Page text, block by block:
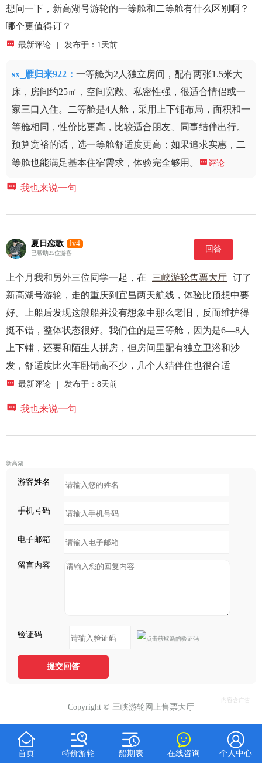
想问一下，新高湖号游轮的一等舱和二等舱有什么区别啊？
哪个更值得订？
 最新评论 发布于：1天前
sx_雁归来922 ： 一等舱为2人独立房间，配有两张1.5米大
床，房间约25㎡，空间宽敞、私密性强，很适合情侣或一
家三口入住。二等舱是4人舱，采用上下铺布局，面积和一
等舱相同，性价比更高，比较适合朋友、同事结伴出行。
预算宽裕的话，选一等舱舒适度更高；如果追求实惠，二
等舱也能满足基本住宿需求，体验完全够用。
评论
 我也来说一句
夏日恋歌 lv4
已帮助25位游客 回答
上个月我和另外三位同学一起，在 三峡游轮售票大厅 订了
新高湖号游轮，走的重庆到宜昌两天航线，体验比预想中要
好。上船后发现这艘船并没有想象中那么老旧，反而维护得
挺不错，整体状态很好。我们住的是三等舱，因为是6—8人
上下铺，还要和陌生人拼房，但房间里配有独立卫浴和沙
发，舒适度比火车卧铺高不少，几个人结伴住也很合适
 最新评论 发布于：8天前
 我也来说一句
新高湖
游客姓名
手机号码
电子邮箱
留言内容
验证码
提交回答
Copyright © 三峡游轮网上售票大厅

首页

特价游轮

船期表

在线咨询

个人中心